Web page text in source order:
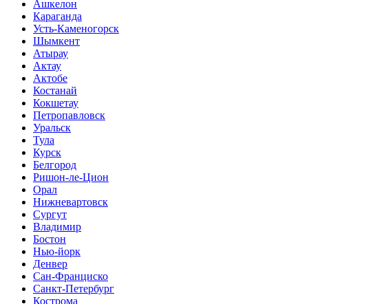
Ашкелон
Караганда
Усть-Каменогорск
Шымкент
Атырау
Актау
Актобе
Костанай
Кокшетау
Петропавловск
Уральск
Тула
Курск
Белгород
Ришон-ле-Цион
Орал
Нижневартовск
Сургут
Владимир
Бостон
Нью-йорк
Денвер
Сан-Франциско
Санкт-Петербург
Кострома